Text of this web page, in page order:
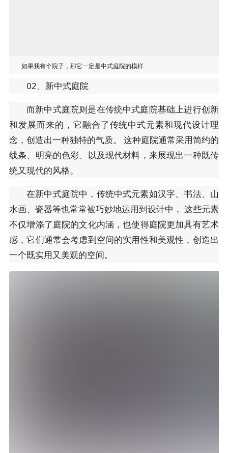
如果我有个院子，那它一定是中式庭院的模样
02、新中式庭院
而新中式庭院则是在传统中式庭院基础上进行创新
和发展而来的，它融合了传统中式元素和现代设计理
念，创造出一种独特的气质。 这种庭院通常采用简约的
线条、明亮的色彩、以及现代材料，来展现出一种既传
统又现代的风格。
在新中式庭院中，传统中式元素如汉字、书法、山
水画、瓷器等也常常被巧妙地运用到设计中， 这些元素
不仅增添了庭院的文化内涵，也使得庭院更加具有艺术
感，它们通常会考虑到空间的实用性和美观性，创造出
一个既实用又美观的空间。